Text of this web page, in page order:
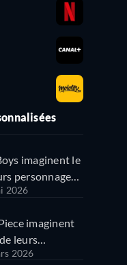
imaginent le
personnages -
super !
2026
imaginent
leurs
réponses sont
2026